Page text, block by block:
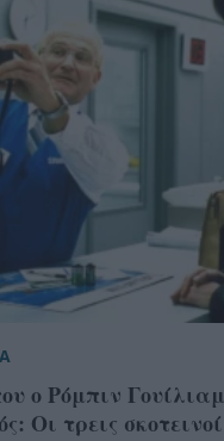
ο Ρόμπιν
Οι τρεις